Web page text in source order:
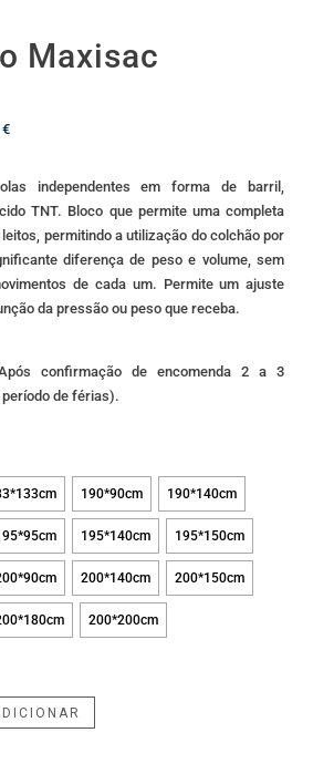
Maxisac
€Price
335,00 €
through
676,00 €
independentes em forma de barril,
TNT. Bloco que permite uma completa
leitos, permitindo a utilização do colchão por
diferença de peso e volume, sem
de cada um. Permite um ajuste
da pressão ou peso que receba.
confirmação de encomenda 2 a 3
de férias).
190*90cm 190*140cm
195*140cm 195*150cm
200*140cm 200*150cm
200*200cm